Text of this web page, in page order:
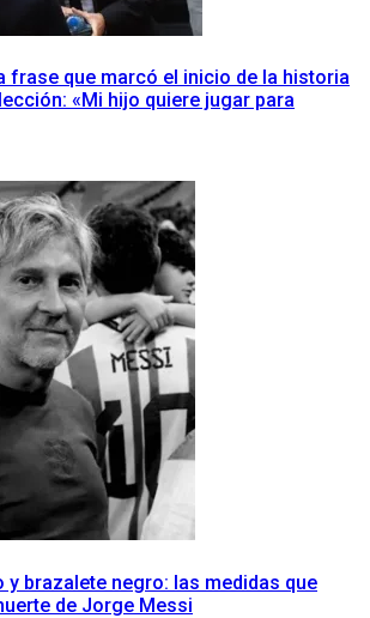
frase que marcó el inicio de la historia
«Mi hijo quiere jugar para
y brazalete negro: las medidas que
de Jorge Messi